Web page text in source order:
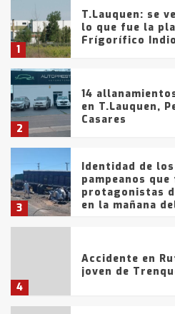
1
T.Lauquen: se
lo que fue la
Frígorífico
2
14
en T.Lauquen,
Casares
3
Identidad de
pampeanos
protagonistas
en la mañana
4
Accidente en
joven de